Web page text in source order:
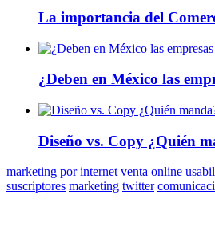
La importancia del
¿Deben en México las
Diseño vs. Copy ¿Quién
marketing por internet venta online
suscriptores marketing twitter